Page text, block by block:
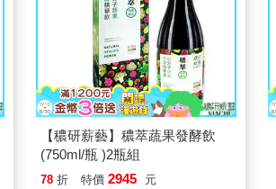
【穠研薪藝】穠萃蔬果發酵飲
(750ml/瓶 )2瓶組
78 折 特價 2945 元